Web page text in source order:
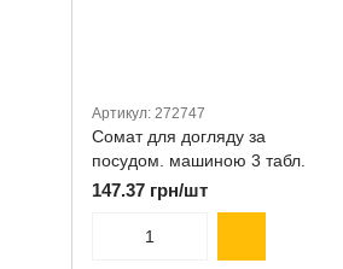
Артикул: 272747
Сомат для догляду за
посудом. машиною 3 табл.
147.37 грн/шт